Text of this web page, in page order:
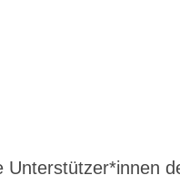
Unterstützer*innen